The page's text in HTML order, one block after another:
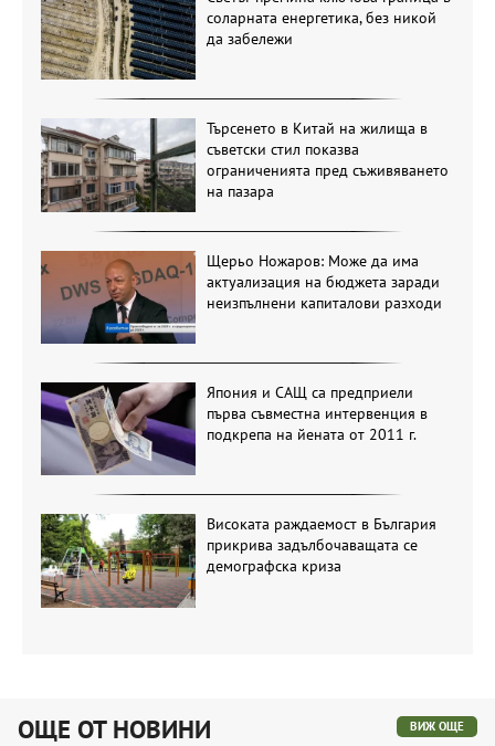
соларната енергетика, без никой
да забележи
Търсенето в Китай на жилища в
съветски стил показва
ограниченията пред съживяването
на пазара
Щерьо Ножаров: Може да има
актуализация на бюджета заради
неизпълнени капиталови разходи
Япония и САЩ са предприели
първа съвместна интервенция в
подкрепа на йената от 2011 г.
Високата раждаемост в България
прикрива задълбочаващата се
демографска криза
ОЩЕ ОТ НОВИНИ ВИЖ ОЩЕ